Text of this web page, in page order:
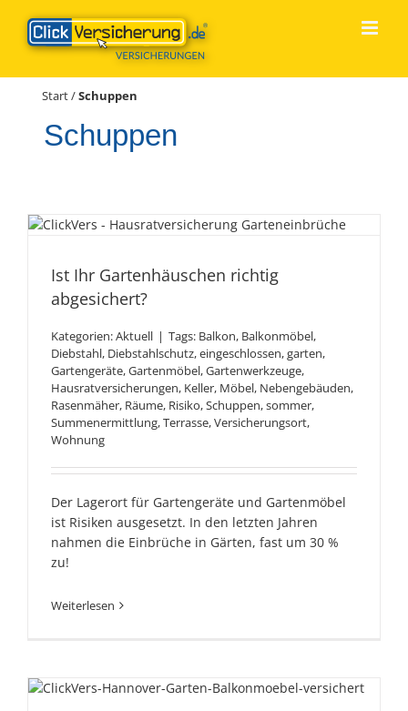
Inhalt
springen
Start/Schuppen
Schuppen
Ist Ihr Gartenhäuschen
richtig abgesichert?
Ist Ihr Gartenhäuschen richtig
abgesichert?
Kategorien:Aktuell | Tags: Balkon, Balkonmöbel,
Diebstahl, Diebstahlschutz,eingeschlossen,garten,
Gartengeräte,Gartenmöbel,Gartenwerkzeuge,
Hausratversicherungen, Keller, Möbel, Nebengebäuden,
Rasenmäher, Räume, Risiko,Schuppen,sommer,
Summenermittlung,Terrasse,Versicherungsort,
Wohnung
Der Lagerort für Gartengeräte und Gartenmöbel
ist Risiken ausgesetzt. In den letzten Jahren
nahmen die Einbrüche in Gärten, fast um 30 %
zu!
Weiterlesen
Sind Ihre Garten- und